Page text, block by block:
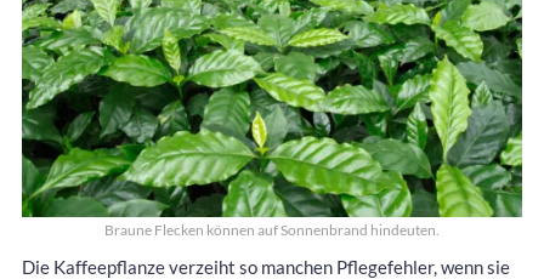
Braune Flecken können auf Sonnenbrand hindeuten.
Die Kaffeepflanze verzeiht so manchen Pflegefehler, wenn sie